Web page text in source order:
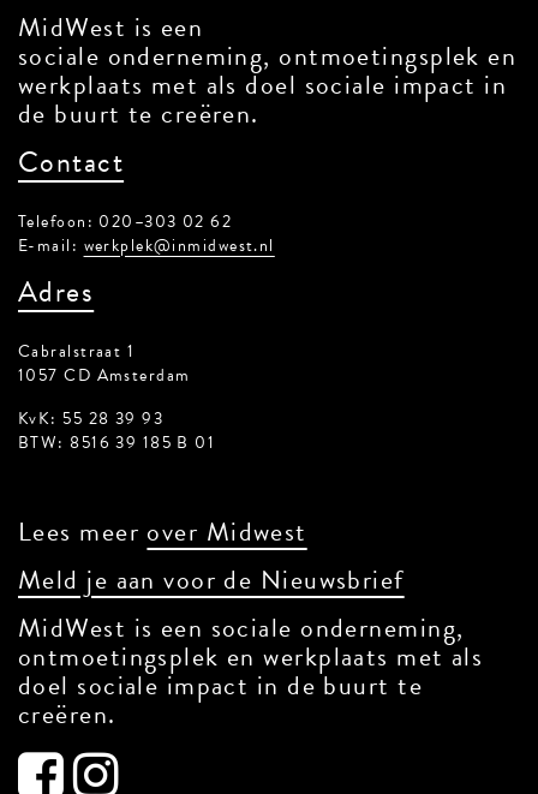
MidWest is een
sociale onderneming, ontmoetingsplek en
werkplaats met als doel sociale impact in
de buurt te creëren.
Contact
Telefoon: 020–303 02 62
E-mail: werkplek@inmidwest.nl
Adres
Cabralstraat 1
1057 CD Amsterdam
KvK: 55 28 39 93
BTW: 8516 39 185 B 01
Lees meer over Midwest
Meld je aan voor de Nieuwsbrief
MidWest is een sociale onderneming,
ontmoetingsplek en werkplaats met als
doel sociale impact in de buurt te
creëren.